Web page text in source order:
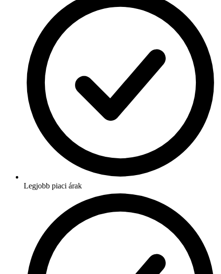
Legjobb piaci árak